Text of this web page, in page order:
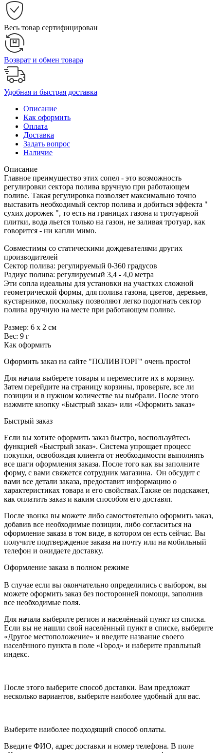
Весь товар сертифицирован
Возврат и обмен товара
Удобная и быстрая доставка
Описание
Как оформить
Оплата
Доставка
Задать вопрос
Наличие
Описание
Главное преимущество этих сопел - это возможность
регулировки сектора полива вручную при работающем
поливе. Такая регулировка позволяет максимально точно
выставить необходимый сектор полива и добиться эффекта "
сухих дорожек ", то есть на границах газона и тротуарной
плитки, вода льется только на газон, не заливая тротуар, как
говорится - ни капли мимо.
Совместимы со статическими дождевателями других
производителей
Сектор полива: регулируемый 0-360 градусов
Радиус полива: регулируемый 3,4 - 4,0 метра
Эти сопла идеальны для установки на участках сложной
геометрической формы, для полива газона, цветов, деревьев,
кустарников, поскольку позволяют легко подогнать сектор
полива вручную на месте при работающем поливе.
Размер: 6 х 2 см
Вес: 9 г
Как оформить
Оформить заказ на сайте "ПОЛИВТОРГ" очень просто!
Для начала выберете товары и переместите их в корзину.
Затем перейдите на страницу корзины, проверьте, все ли
позиции и в нужном количестве вы выбрали. После этого
нажмите кнопку «Быстрый заказ» или «Оформить заказ»
Быстрый заказ
Если вы хотите оформить заказ быстро, воспользуйтесь
функцией «Быстрый заказ». Система упрощает процесс
покупки, освобождая клиента от необходимости выполнять
все шаги оформления заказа. После того как вы заполните
форму, с вами свяжется сотрудник магазина. Он обсудит с
вами все детали заказа, предоставит информацию о
характеристиках товара и его свойствах.Также он подскажет,
как оплатить заказ и каким способом его доставят.
После звонка вы можете либо самостоятельно оформить заказ,
добавив все необходимые позиции, либо согласиться на
оформление заказа в том виде, в котором он есть сейчас. Вы
получите подтверждение заказа на почту или на мобильный
телефон и ожидаете доставку.
Оформление заказа в полном режиме
В случае если вы окончательно определились с выбором, вы
можете оформить заказ без посторонней помощи, заполнив
все необходимые поля.
Для начала выберите регион и населённый пункт из списка.
Если вы не нашли свой населённый пункт в списке, выберите
«Другое местоположение» и введите название своего
населённого пункта в поле «Город» и наберите правльный
индекс.
После этого выберите способ доставки. Вам предложат
несколько вариантов, выберите наиболее удобный для вас.
Выберите наиболее подходящий способ оплаты.
Введите ФИО, адрес доставки и номер телефона. В поле